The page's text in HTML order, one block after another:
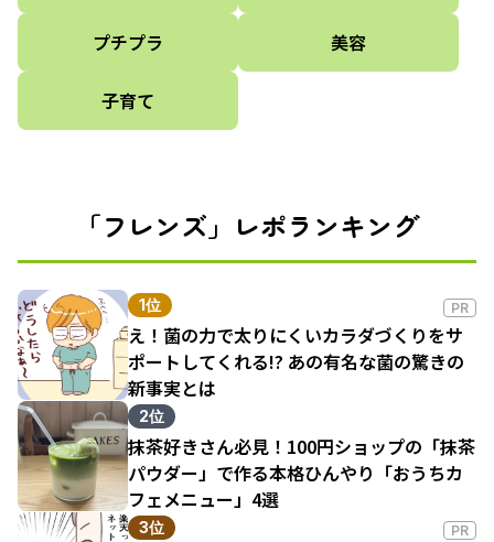
プチプラ 美容
子育て
「フレンズ」レポランキング
1位 PR
え！菌の力で太りにくいカラダづくりをサ
ポートしてくれる!? あの有名な菌の驚きの
新事実とは
2位
抹茶好きさん必見！100円ショップの「抹茶
パウダー」で作る本格ひんやり「おうちカ
フェメニュー」4選
3位 PR